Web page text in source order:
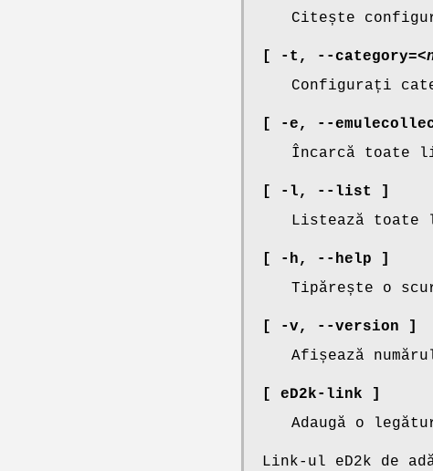
Citește
[ -t , --category=
Configurați
[ -e,
--
Încarcă toate
[ -l,
--list ]
Listează
[ -h,
--help ]
Tipărește o
[ -v,
--version ]
Afișează
[ eD2k-link ]
Adaugă o
Link-ul eD2k de